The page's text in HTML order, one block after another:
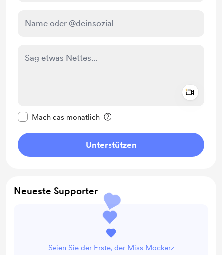
Mach das monatlich
Unterstützen
Neueste Supporter
Seien Sie der Erste, der Miss Mockerz